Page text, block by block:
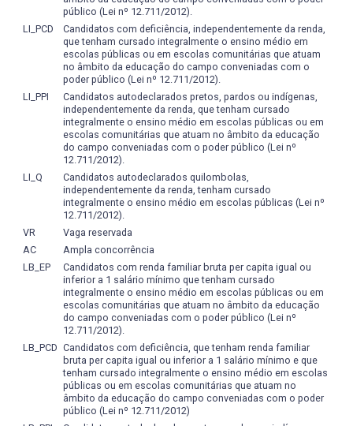
público (Lei nº 12.711/2012).
LI_PCD
Candidatos com deficiência, independentemente da renda,
que tenham cursado integralmente o ensino médio em
escolas públicas ou em escolas comunitárias que atuam
no âmbito da educação do campo conveniadas com o
poder público (Lei nº 12.711/2012).
LI_PPI
Candidatos autodeclarados pretos, pardos ou indígenas,
independentemente da renda, que tenham cursado
integralmente o ensino médio em escolas públicas ou em
escolas comunitárias que atuam no âmbito da educação
do campo conveniadas com o poder público (Lei nº
12.711/2012).
LI_Q
Candidatos autodeclarados quilombolas,
independentemente da renda, tenham cursado
integralmente o ensino médio em escolas públicas (Lei nº
12.711/2012).
VR
Vaga reservada
AC
Ampla concorrência
LB_EP
Candidatos com renda familiar bruta per capita igual ou
inferior a 1 salário mínimo que tenham cursado
integralmente o ensino médio em escolas públicas ou em
escolas comunitárias que atuam no âmbito da educação
do campo conveniadas com o poder público (Lei nº
12.711/2012).
LB_PCD Candidatos com deficiência, que tenham renda familiar
bruta per capita igual ou inferior a 1 salário mínimo e que
tenham cursado integralmente o ensino médio em escolas
públicas ou em escolas comunitárias que atuam no
âmbito da educação do campo conveniadas com o poder
público (Lei nº 12.711/2012)